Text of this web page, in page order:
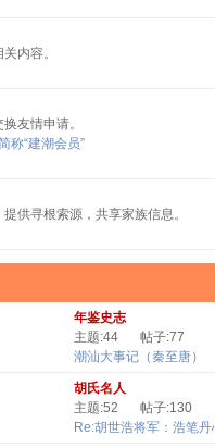
内容。
友情申请。
称“建潮会员”
供寻根索源，共享家族信息。
年鉴史志
主题:44
帖子:77
潮汕大事记（秦至唐）
胡氏名人
主题:52
帖子:130
Re:胡世浩将军：浩笔丹